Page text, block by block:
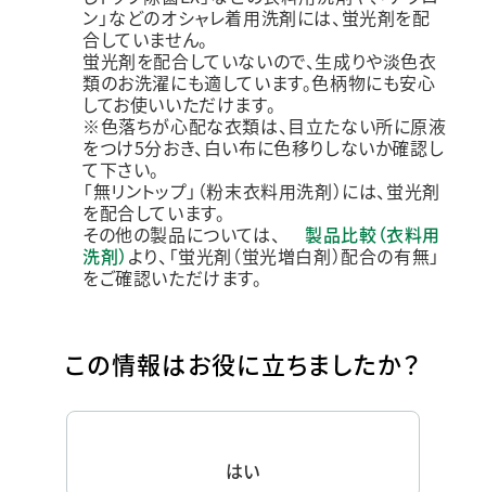
ン」などのオシャレ着用洗剤には、蛍光剤を配
合していません。
蛍光剤を配合していないので、生成りや淡色衣
類のお洗濯にも適しています。色柄物にも安心
してお使いいただけます。
※色落ちが心配な衣類は、目立たない所に原液
をつけ5分おき、白い布に色移りしないか確認し
て下さい。
「無リントップ」（粉末衣料用洗剤）には、蛍光剤
を配合しています。
その他の製品については、
製品比較（衣料用
洗剤） より、「蛍光剤（蛍光増白剤）配合の有無」
をご確認いただけます。
この情報はお役に立ちましたか？
はい